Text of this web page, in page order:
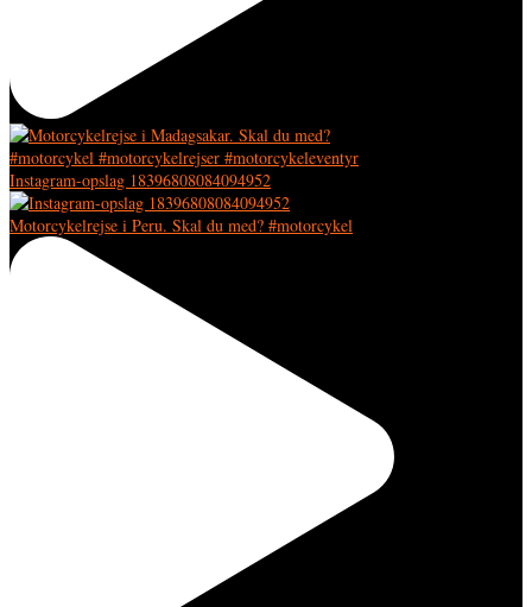
Instagram-opslag 18396808084094952
Motorcykelrejse i Peru. Skal du med? #motorcykel